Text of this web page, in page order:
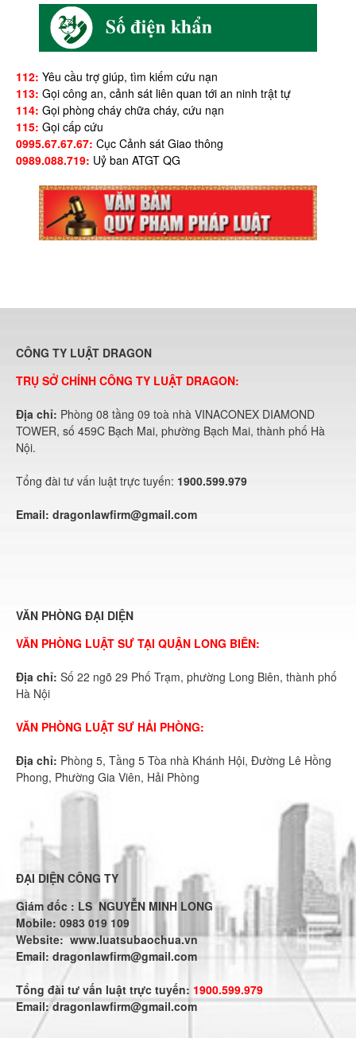
112: Yêu cầu trợ giúp, tìm kiếm cứu nạn
113: Gọi công an, cảnh sát liên quan tới an ninh trật tự
114: Gọi phòng cháy chữa cháy, cứu nạn
115: Gọi cấp cứu
0995.67.67.67: Cục Cảnh sát Giao thông
0989.088.719: Uỷ ban ATGT QG
CÔNG TY LUẬT DRAGON
TRỤ SỞ CHÍNH CÔNG TY LUẬT DRAGON:
Địa chỉ: Phòng 08 tầng 09 toà nhà VINACONEX DIAMOND
TOWER, số 459C Bạch Mai, phường Bạch Mai, thành phố Hà
Nội.
Tổng đài tư vấn luật trực tuyến: 1900.599.979
Email: dragonlawfirm@gmail.com
VĂN PHÒNG ĐẠI DIỆN
VĂN PHÒNG LUẬT SƯ TẠI QUẬN LONG BIÊN:
Địa chỉ: Số 22 ngõ 29 Phố Trạm, phường Long Biên, thành phố
Hà Nội
VĂN PHÒNG LUẬT SƯ HẢI PHÒNG:
Địa chỉ: Phòng 5, Tầng 5 Tòa nhà Khánh Hội, Đường Lê Hồng
Phong, Phường Gia Viên, Hải Phòng
ĐẠI DIỆN CÔNG TY
Giám đốc : LS NGUYỄN MINH LONG
Mobile: 0983 019 109
Website:www.luatsubaochua.vn
Email: dragonlawfirm@gmail.com
Tổng đài tư vấn luật trực tuyến: 1900.599.979
Email:dragonlawfirm@gmail.com